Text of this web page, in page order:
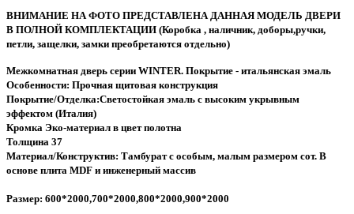
ВНИМАНИЕ НА ФОТО ПРЕДСТАВЛЕНА ДАННАЯ МОДЕЛЬ ДВЕРИ
В ПОЛНОЙ КОМПЛЕКТАЦИИ (Коробка , наличник, доборы,ручки,
петли, защелки, замки преобретаются отдельно)
Межкомнатная дверь серии WINTER. Покрытие - итальянская эмаль
Особенности: Прочная щитовая конструкция
Покрытие/Отделка:Светостойкая эмаль с высоким укрывным
эффектом (Италия)
Кромка Эко-материал в цвет полотна
Толщина 37
Материал/Конструктив: Тамбурат с особым, малым размером сот. В
основе плита MDF и инженерный массив
Размер: 600*2000,700*2000,800*2000,900*2000